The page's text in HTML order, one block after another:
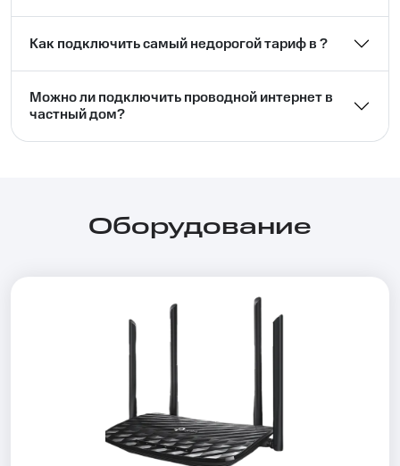
Как подключить самый недорогой тариф в ?
Можно ли подключить проводной интернет в
частный дом?⁣⁣
Оборудование